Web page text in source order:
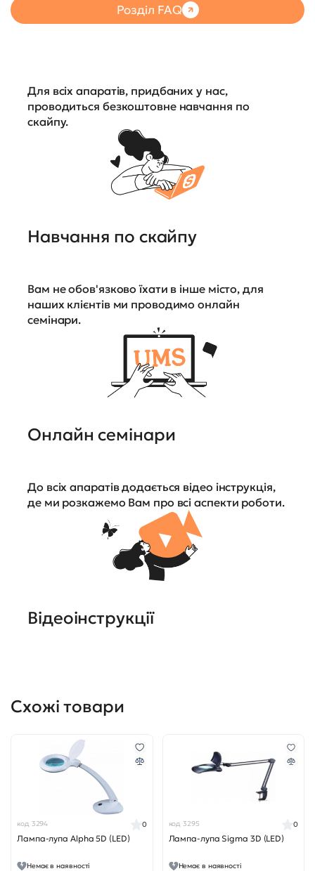
Розділ FAQ
Для всіх апаратів, придбаних у нас,
проводиться безкоштовне навчання по
скайпу.
Навчання по скайпу
Вам не обов'язково їхати в інше місто, для
наших клієнтів ми проводимо онлайн
семінари.
Онлайн семінари
До всіх апаратів додається відео інструкція,
де ми розкажемо Вам про всі аспекти роботи.
Відеоінструкції
Схожі товари
код 3294
Лампа-лупа Alpha 5D (LED)
0
Немає в наявності
код 3295
Лампа-лупа Sigma 3D (LED)
0
Немає в наявності